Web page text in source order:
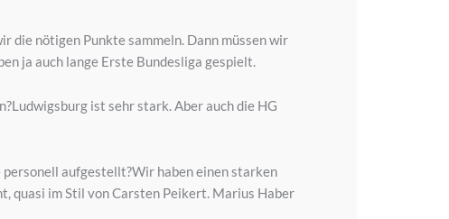
die nötigen Punkte sammeln. Dann müssen wir
ja auch lange Erste Bundesliga gespielt.
ist sehr stark. Aber auch die HG
personell aufgestellt?Wir haben einen starken
quasi im Stil von Carsten Peikert. Marius Haber